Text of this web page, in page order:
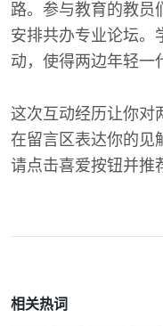
路。参与教育的教员
安排共办专业论坛。
动，使得两边年轻一
这次互动经历让你对
在留言区表达你的见
请点击喜爱按钮并推
相关热词